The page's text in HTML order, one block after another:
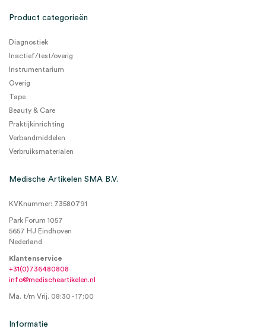
Product categorieën
Diagnostiek
Inactief/test/overig
Instrumentarium
Overig
Tape
Beauty & Care
Praktijkinrichting
Verbandmiddelen
Verbruiksmaterialen
Medische Artikelen SMA B.V.
KVKnummer: 73580791
Park Forum 1057
5657 HJ Eindhoven
Nederland
Klantenservice
+31(0)736480808
info@medischeartikelen.nl
Ma. t/m Vrij. 08:30 - 17:00
Informatie